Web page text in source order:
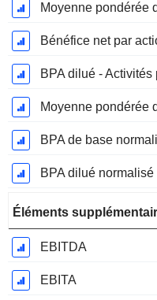
Moyenne pondérée
Bénéfice net par
BPA dilué -
BPA de base
BPA dilué normalisé
Éléments
EBITDA
EBITA